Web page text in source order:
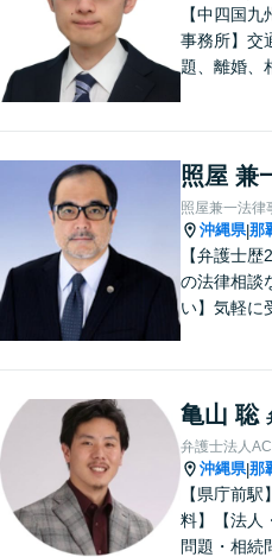
【中四国
事務所】交
題、離婚、
い！
照屋 兼
照屋兼一法律
沖縄県|那
【弁護士
の法律相談
い】気軽に
かし、ひと
ている方を
相談くださ
亀山 聡
弁護士法人
沖縄県|那
【県庁前
料】【法人
問題・相続